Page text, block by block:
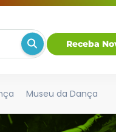
Receba
Museu da Dança